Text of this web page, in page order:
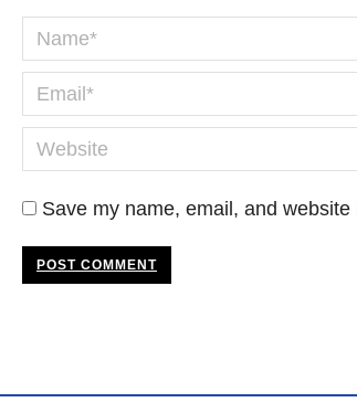
Name *
Email *
Website
Save my name, email, and
POST COMMENT